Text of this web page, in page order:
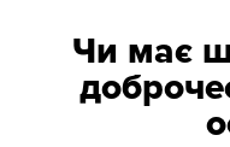
Чи має